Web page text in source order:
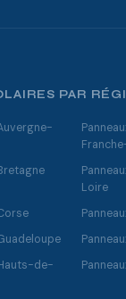
PAR
Loire
de-